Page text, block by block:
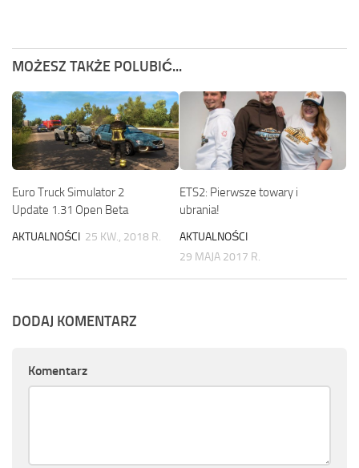
MOŻESZ TAKŻE POLUBIĆ...
Euro Truck Simulator 2
Update 1.31 Open Beta
AKTUALNOŚCI 25 KW., 2018 R.
ETS2: Pierwsze towary i
ubrania!
AKTUALNOŚCI
29 MAJA 2017 R.
DODAJ KOMENTARZ
Komentarz